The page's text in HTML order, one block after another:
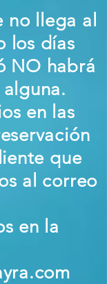
no llega al
los días
NO habrá
en las
que
al correo
en la